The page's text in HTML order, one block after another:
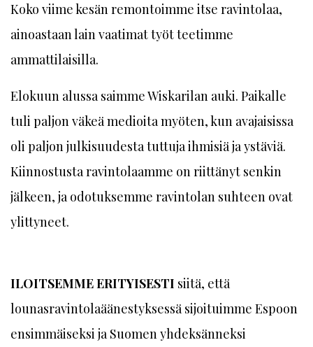
Koko viime kesän remontoimme itse ravintolaa,
ainoastaan lain vaatimat työt teetimme
ammattilaisilla.
Elokuun alussa saimme Wiskarilan auki. Paikalle
tuli paljon väkeä medioita myöten, kun avajaisissa
oli paljon julkisuudesta tuttuja ihmisiä ja ystäviä.
Kiinnostusta ravintolaamme on riittänyt senkin
jälkeen, ja odotuksemme ravintolan suhteen ovat
ylittyneet.
ILOITSEMME ERITYISESTI siitä, että
lounasravintolaäänestyksessä sijoituimme Espoon
ensimmäiseksi ja Suomen yhdeksänneksi